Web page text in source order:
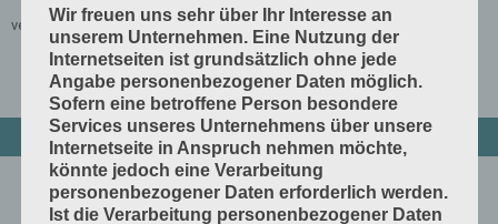
verdunstet nicht so leicht
Wir freuen uns sehr über Ihr Interesse an
unserem Unternehmen. Eine Nutzung der
Internetseiten ist grundsätzlich ohne jede
Angabe personenbezogener Daten möglich.
Sofern eine betroffene Person besondere
Services unseres Unternehmens über unsere
Internetseite in Anspruch nehmen möchte,
könnte jedoch eine Verarbeitung
personenbezogener Daten erforderlich werden.
Ist die Verarbeitung personenbezogener Daten